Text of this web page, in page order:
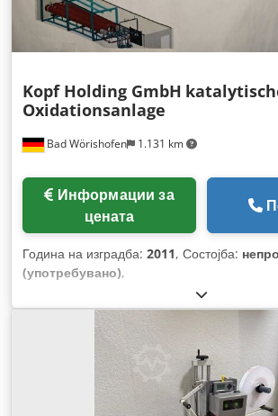
Bad Wörishofen 1.131 km
Kopf Holding GmbH
Oxidationsanlage
цената
Година на изградба: 2011, Состојба:
(употребувано),